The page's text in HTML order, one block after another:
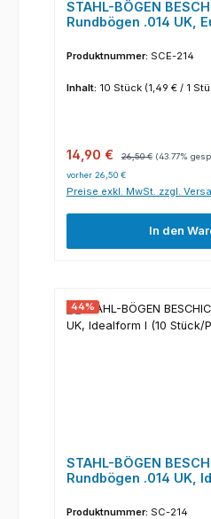
STAHL-BÖGEN
Rundbögen .014 UK,
Produktnummer: SCE-214
Inhalt: 10 Stück (1,49 € / 1
Verkaufspreis:
14,90 € 26,50 € (43.77%
vorher 26,50 €
Preise exkl. MwSt. zzgl.
In den
44%
STAHL-BÖGEN
Rundbögen .014 UK,
Produktnummer: SC-214